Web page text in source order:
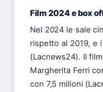
Film 2024 e box
Nel 2024 le sale
rispetto al 2019, e
(Lacnews24). Il
Margherita Ferri
con 7,5 milioni